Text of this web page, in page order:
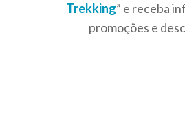
Trekking” e receba
promoções e